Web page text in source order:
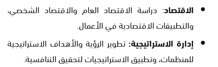
الاقتصاد: دراسة الاقتصاد العام والاقتصاد الشخصي،
والتطبيقات الاقتصادية في الأعمال.
إدارة الاستراتيجية: تطوير الرؤية والأهداف الاستراتيجية
للمنظمات، وتطبيق الاستراتيجيات لتحقيق التنافسية.